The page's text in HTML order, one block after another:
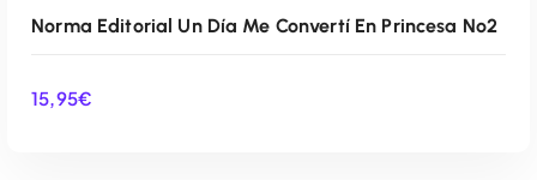
Norma Editorial Un Día Me Convertí En Princesa Nº2
15,95€